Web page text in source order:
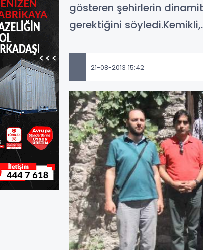
gösteren şehirlerin
gerektiğini
21-08-2013 15:42